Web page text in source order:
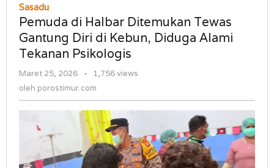
Ditemukan
Tewas
Gantung
Diri
Alami
Tekanan
Psikologis
Sasadu
Pemuda di Halbar Ditemukan Tewas
Gantung Diri di Kebun, Diduga Alami
Tekanan Psikologis
Maret 25, 2026
oleh
-
1,756 views
oleh porostimur.com